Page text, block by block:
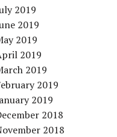
2019
2019
2019
2019
2019
2019
2019
2018
2018